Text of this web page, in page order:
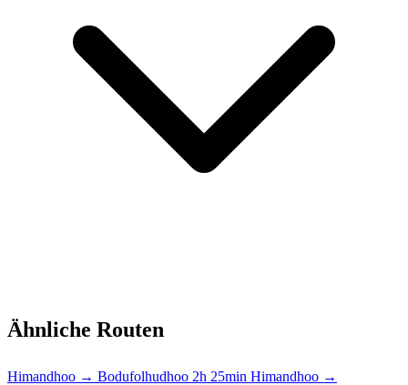
Ähnliche Routen
Himandhoo → Bodufolhudhoo 2h 25min Himandhoo →